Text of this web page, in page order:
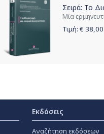
Σειρά: Το
Μία
Τιμή: € 38,00
Εκδόσεις
Αναζήτηση εκδόσεων